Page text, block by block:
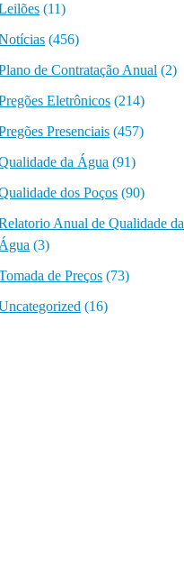
(11)
(456)
de Contratação Anual (2)
Eletrônicos (214)
Presenciais (457)
da Água (91)
dos Poços (90)
Anual de Qualidade da
Água (3)
de Preços (73)
(16)